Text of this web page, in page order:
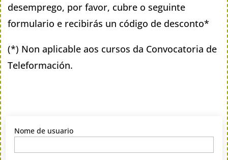
desemprego, por favor, cubre o seguinte
formulario e recibirás un código de desconto*
(*) Non aplicable aos cursos da Convocatoria de
Teleformación.
Nome de usuario